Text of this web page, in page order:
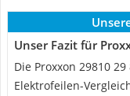
Unser Fazit für
Die Proxxon 29810
Elektrofeilen-